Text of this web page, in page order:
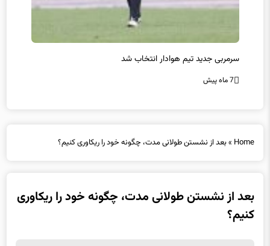
سرمربی جدید تیم هوادار انتخاب شد
7 ماه پیش
کنیم؟